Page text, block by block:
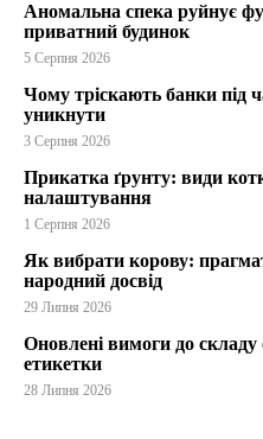
Аномальна спека руйнує
приватний будинок
5 Серпня 2026
Чому тріскають банки під
уникнути
3 Серпня 2026
Прикатка ґрунту: види
налаштування
1 Серпня 2026
Як вибрати корову:
народний досвід
29 Липня 2026
Оновлені вимоги до складу
етикетки
28 Липня 2026